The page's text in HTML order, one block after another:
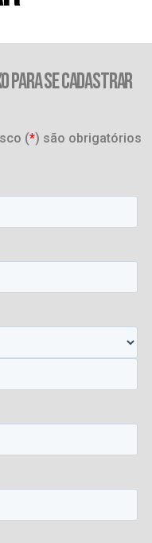
PARA SE CADASTRAR
(*) são obrigatórios